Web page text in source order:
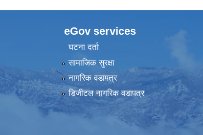
eGov services
घटना दर्ता
सामाजिक सुरक्षा
नागरिक वडापत्र
डिजीटल नागरिक वडापत्र